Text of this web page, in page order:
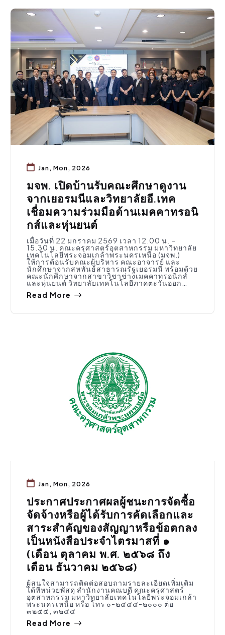
กิจกรรมคณะ
Jan, Mon, 2026
มจพ. เปิดบ้านรับคณะศึกษาดูงาน
จากเยอรมนีและวิทยาลัยอี.เทค
เชื่อมความร่วมมือด้านเมคคาทรอนิ
กส์และหุ่นยนต์
เมื่อวันที่ 22 มกราคม 2569 เวลา 12.00 น. –
15.30 น. คณะครุศาสตร์อุตสาหกรรม มหาวิทยาลัย
เทคโนโลยีพระจอมเกล้าพระนครเหนือ (มจพ.)
ให้การต้อนรับคณะผู้บริหาร คณะอาจารย์ และ
นักศึกษาจากสหพันธ์สาธารณรัฐเยอรมนี พร้อมด้วย
คณะนักศึกษาจากสาขาวิชาช่างเมคคาทรอนิกส์
และหุ่นยนต์ วิทยาลัยเทคโนโลยีภาคตะวันออก…
Read More
Jan, Mon, 2026
ประกาศประกาศผลผู้ชนะการจัดซื้อ
จัดจ้างหรือผู้ได้รับการคัดเลือกและ
สาระสำคัญของสัญญาหรือข้อตกลง
เป็นหนังสือประจำไตรมาสที่ ๑
(เดือน ตุลาคม พ.ศ. ๒๕๖๘ ถึง
เดือน ธันวาคม ๒๕๖๘)
ผู้สนใจสามารถติดต่อสอบถามรายละเอียดเพิ่มเติม
ได้ที่หน่วยพัสดุ สำนักงานคณบดี คณะครุศาสตร์
อุตสาหกรรม มหาวิทยาลัยเทคโนโลยีพระจอมเกล้า
พระนครเหนือ หรือ โทร ๐-๒๕๕๕-๒๐๐๐ ต่อ
๓๒๕๔, ๓๒๕๕
Read More